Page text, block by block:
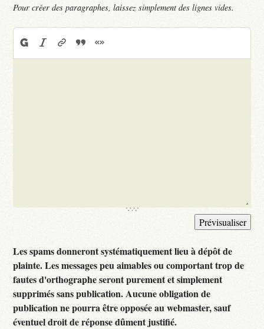
Pour créer des paragraphes, laissez simplement des lignes vides.
Les spams donneront systématiquement lieu à dépôt de
plainte. Les messages peu aimables ou comportant trop de
fautes d'orthographe seront purement et simplement
supprimés sans publication. Aucune obligation de
publication ne pourra être opposée au webmaster, sauf
éventuel droit de réponse dûment justifié.